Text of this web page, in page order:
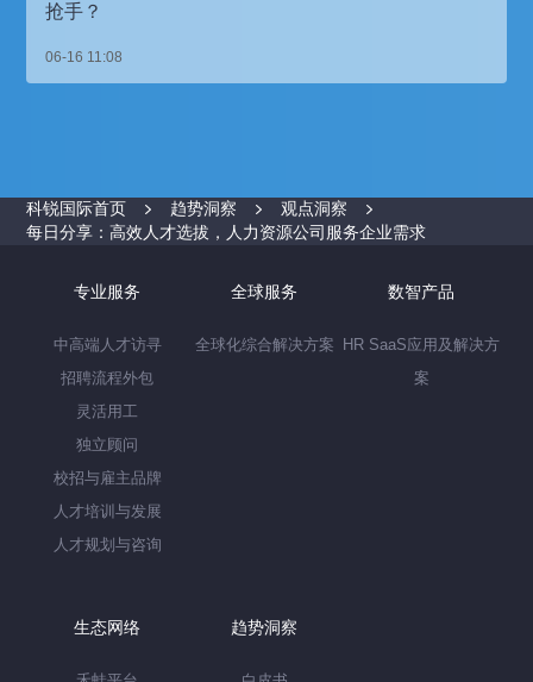
抢手？
06-16 11:08
科锐国际首页 趋势洞察
观点洞察
每日分享：高效人才选拔，人力资源公司服务企业需求
专业服务
中高端人才访寻
招聘流程外包
灵活用工
独立顾问
校招与雇主品牌
人才培训与发展
人才规划与咨询
全球服务
全球化综合解决方案
数智产品
HR SaaS应用及解决方
案
生态网络 趋势洞察